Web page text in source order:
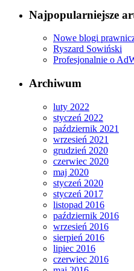
Najpopularniejsze
Nowe blogi
Ryszard Sowiński
Profesjonalnie o
Archiwum
luty 2022
styczeń 2022
październik 2021
wrzesień 2021
grudzień 2020
czerwiec 2020
maj 2020
styczeń 2020
styczeń 2017
listopad 2016
październik 2016
wrzesień 2016
sierpień 2016
lipiec 2016
czerwiec 2016